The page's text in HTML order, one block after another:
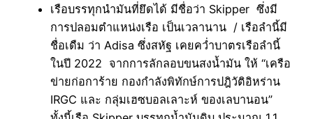
เรือบรรทุกนำมันที่ยึดได้ มีชื่อว่า Skipper ซึ่งมี
การปลอมตำแหน่งเรือ เป็นเวลานาน / เรือลำนี้มี
ชื่อเดืม ว่า Adisa ซึ่งสหัฐ เคยคว่ำบาตรเรือลำนี้
ในปี 2022 จากการลักลอบขนสงน้ำมัน ให้ “เครือ
ข่ายก่อการ้าย กองกำลังพิทักษ์การปฎิวัติอิหร่าน
IRGC และ กลุ่มเฮซบอลเลาะห์ ของเลบานอน”